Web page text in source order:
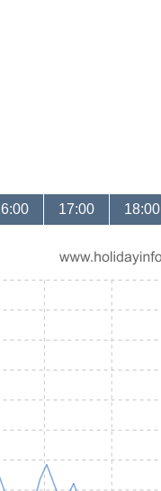
17:00 18:00